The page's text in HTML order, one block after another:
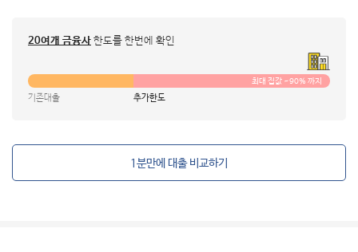
20여개 금융사 한도를 한번에 확인
기존대출 추가한도
최대 집값 ~90% 까지
1분만에 대출 비교하기